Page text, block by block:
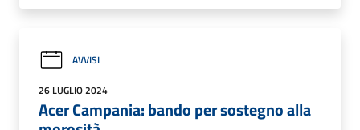
AVVISI
26 LUGLIO 2024
Acer Campania: bando per sostegno alla